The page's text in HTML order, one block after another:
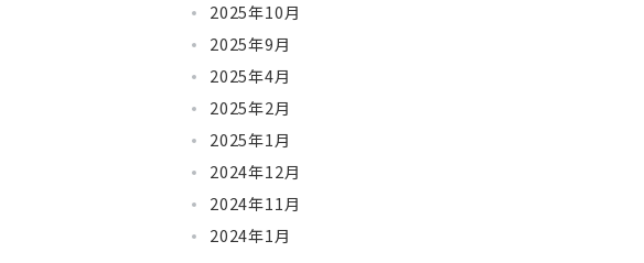
2025年10月
2025年9月
2025年4月
2025年2月
2025年1月
2024年12月
2024年11月
2024年1月